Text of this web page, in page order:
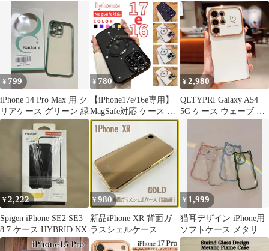
応ソフトケース
ア Pixel メッキ加工
¥ 799
iPhone 14 Pro Max 用 ク
リアケース グリーン 緑
¥780
【iPhone17e/16e専用】
MagSafe対応 ケース マ
グセーフ ワイヤレス充
電対応 キラキラ 可愛い
韓国人気 スマホケース
耐衝撃 薄型 軽量 指紋
防止 おしゃれ 黒 ブラ
ック 金 ゴールド 銀 シ
ルバー ピンク パープル
ipnone16e
¥2,980
QLTYPRI Galaxy A54
5G ケース ウェーブ お
耐衝撃 (SC-53D /
SCG21) スマホケース
波型 うねうね かわいい
TPU カバー ストラップ
ホール付き ギャラクシ
ーA54 ケース、
¥2,222
Spigen iPhone SE2 SE3
8 7 ケース HYBRID NX
¥980
新品iPhone XR 背面ガ
ラスシェルケース
「SQUARE」 ゴールド
¥ 1,999
猫耳デザイン iPhone用
ソフトケース メタリッ
クフレーム